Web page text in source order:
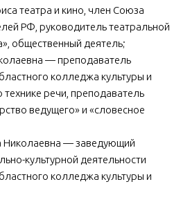
отдыха им. И.В. Коротеева
библиотечная система»
качества
театра и кино, член Союза
РФ, руководитель театральной
общественный деятель;
— преподаватель
колледжа культуры и
технике речи, преподаватель
ведущего» и «словесное
Николаевна — заведующий
культурной деятельности
колледжа культуры и